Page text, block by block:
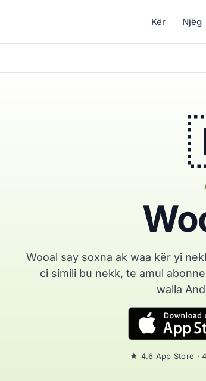
Kër Njëg
Wooal say soxna ak waa kër yi
ci simili bu nekk, te amul
walla
★ 4.6 App Store ·